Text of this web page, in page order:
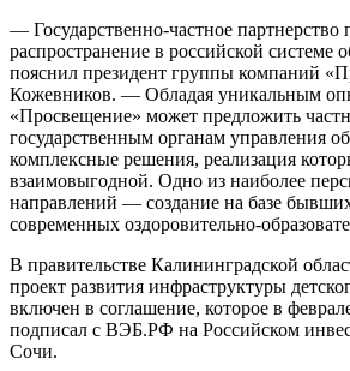
— Государственно-частное партнерство
распространение в российской системе
пояснил президент группы компаний
Кожевников. — Обладая уникальным
«Просвещение» может предложить
государственным органам управления
комплексные решения, реализация
взаимовыгодной. Одно из наиболее
направлений — создание на базе
современных оздоровительно-
В правительстве Калининградской
проект развития инфраструктуры
включен в соглашение, которое в
подписал с ВЭБ.РФ на Российском
Сочи.